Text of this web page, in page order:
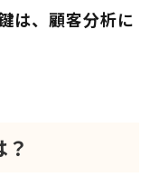
は、顧客分析に